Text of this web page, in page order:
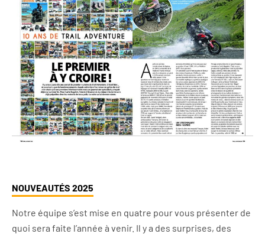
NOUVEAUTÉS 2025
Notre équipe s’est mise en quatre pour vous présenter de
quoi sera faite l’année à venir. Il y a des surprises, des